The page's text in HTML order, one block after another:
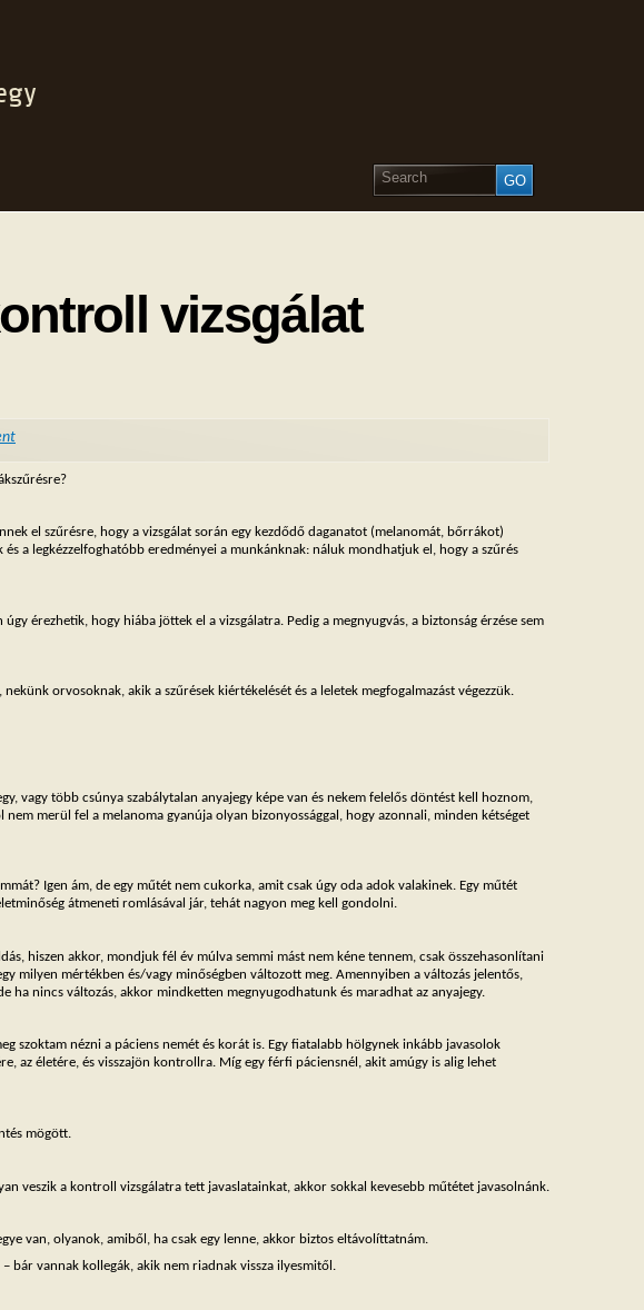
vizsgálat
el szűrésre, hogy a vizsgálat során egy kezdődő daganatot (melanomát, bőrrákot)
a legkézzelfoghatóbb eredményei a munkánknak: náluk mondhatjuk el, hogy a szűrés
érezhetik, hogy hiába jöttek el a vizsgálatra. Pedig a megnyugvás, a biztonság érzése sem
orvosoknak, akik a szűrések kiértékelését és a leletek megfogalmazást végezzük.
vagy több csúnya szabálytalan anyajegy képe van és nekem felelős döntést kell hoznom,
merül fel a melanoma gyanúja olyan bizonyossággal, hogy azonnali, minden kétséget
Igen ám, de egy műtét nem cukorka, amit csak úgy oda adok valakinek. Egy műtét
átmeneti romlásával jár, tehát nagyon meg kell gondolni.
hiszen akkor, mondjuk fél év múlva semmi mást nem kéne tennem, csak összehasonlítani
milyen mértékben és/vagy minőségben változott meg. Amennyiben a változás jelentős,
ha nincs változás, akkor mindketten megnyugodhatunk és maradhat az anyajegy.
szoktam nézni a páciens nemét és korát is. Egy fiatalabb hölgynek inkább javasolok
az életére, és visszajön kontrollra. Míg egy férfi páciensnél, akit amúgy is alig lehet
mögött.
veszik a kontroll vizsgálatra tett javaslatainkat, akkor sokkal kevesebb műtétet javasolnánk.
van, olyanok, amiből, ha csak egy lenne, akkor biztos eltávolíttatnám.
bár vannak kollegák, akik nem riadnak vissza ilyesmitől.